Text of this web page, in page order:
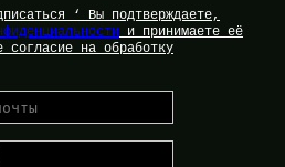
‘ Вы подтверждаете,
и принимаете её
на обработку